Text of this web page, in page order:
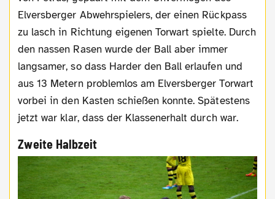
Elversberger Abwehrspielers, der einen Rückpass
zu lasch in Richtung eigenen Torwart spielte. Durch
den nassen Rasen wurde der Ball aber immer
langsamer, so dass Harder den Ball erlaufen und
aus 13 Metern problemlos am Elversberger Torwart
vorbei in den Kasten schießen konnte. Spätestens
jetzt war klar, dass der Klassenerhalt durch war.
Zweite Halbzeit